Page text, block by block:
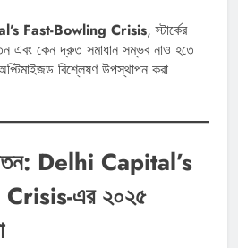
Fast-Bowling Crisis, স্টার্কের
এবং কেন দ্রুত সমাধান সম্ভব নাও হতে
বিশ্লেষণ উপস্থাপন করা
Delhi Capital’s
এর ২০২৫